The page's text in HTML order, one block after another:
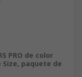
PRO de color
paquete de